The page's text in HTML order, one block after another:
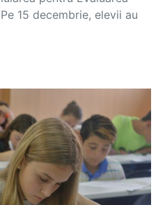
15 decembrie, elevii au